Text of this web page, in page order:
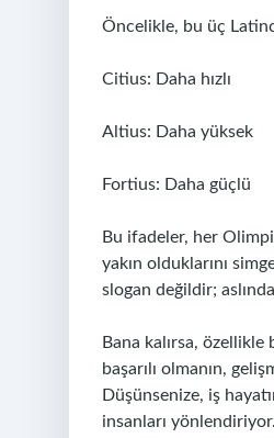
Öncelikle, bu üç
Citius: Daha hızlı
Altius: Daha yüksek
Fortius: Daha güçlü
Bu ifadeler, her
yakın olduklarını
slogan değildir;
Bana kalırsa,
başarılı olmanın,
Düşünsenize, iş
insanları